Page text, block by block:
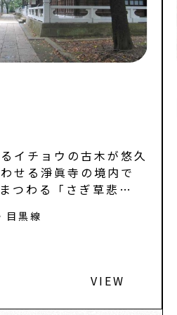
イチョウの古木が悠久
せる淨眞寺の境内で
つわる「さぎ草悲
目黒線
VIEW